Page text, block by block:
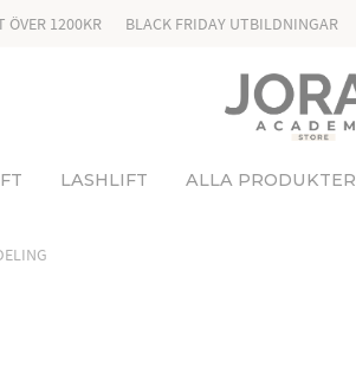
ÖVER 1200KR BLACK FRIDAY UTBILDNINGAR
LASHLIFT ALLA PRODUKTER